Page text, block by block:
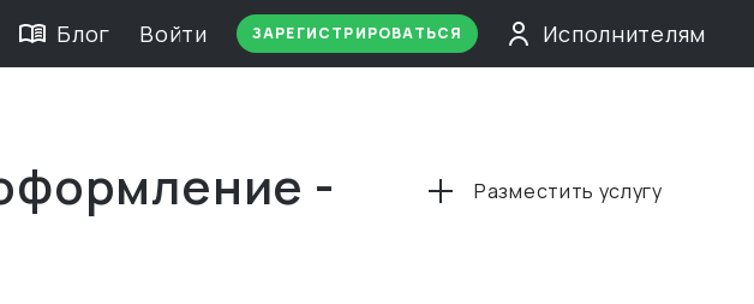
Блог Войти ЗАРЕГИСТРИРОВАТЬСЯ Исполнителям
-
Разместить услугу